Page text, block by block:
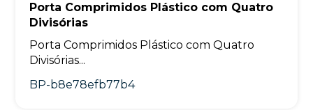
Porta Comprimidos Plástico com Quatro
Divisórias
Porta Comprimidos Plástico com Quatro
Divisórias...
BP-b8e78efb77b4